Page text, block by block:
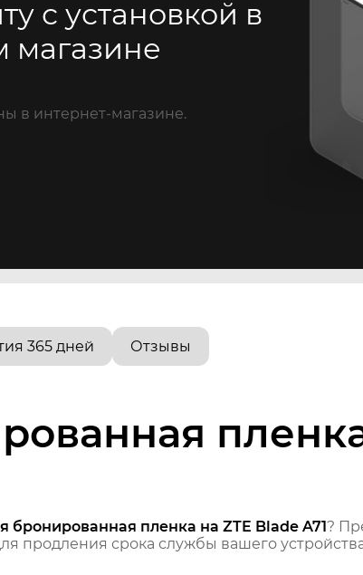
с установкой в
в интернет-магазине.
365 дней Отзывы
бронированная пленка на ZTE Blade A71?
продления срока службы вашего